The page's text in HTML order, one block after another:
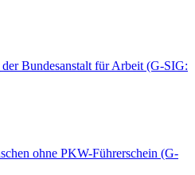
Bundesanstalt für Arbeit (G-SIG:
ohne PKW-Führerschein (G-